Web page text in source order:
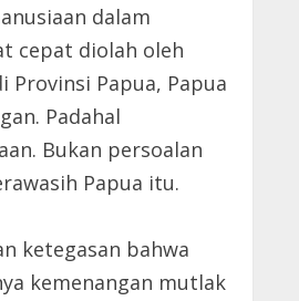
dalam
cepat diolah oleh
Papua, Papua
Padahal
Bukan persoalan
Papua itu.
ketegasan bahwa
kemenangan mutlak